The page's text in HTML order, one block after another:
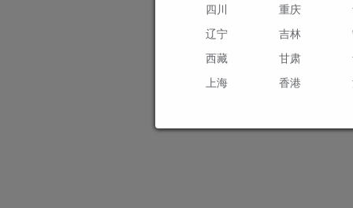
四川
重庆
辽宁
吉林
西藏
甘肃
上海
香港